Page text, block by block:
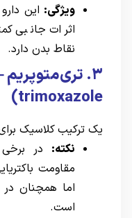
ویژگی: این
اثرات جانبی
نقاط بدن دارد.
trimoxazole)
یک ترکیب کلاسیک
نکته: در
مقاومت
اما همچنان
است.